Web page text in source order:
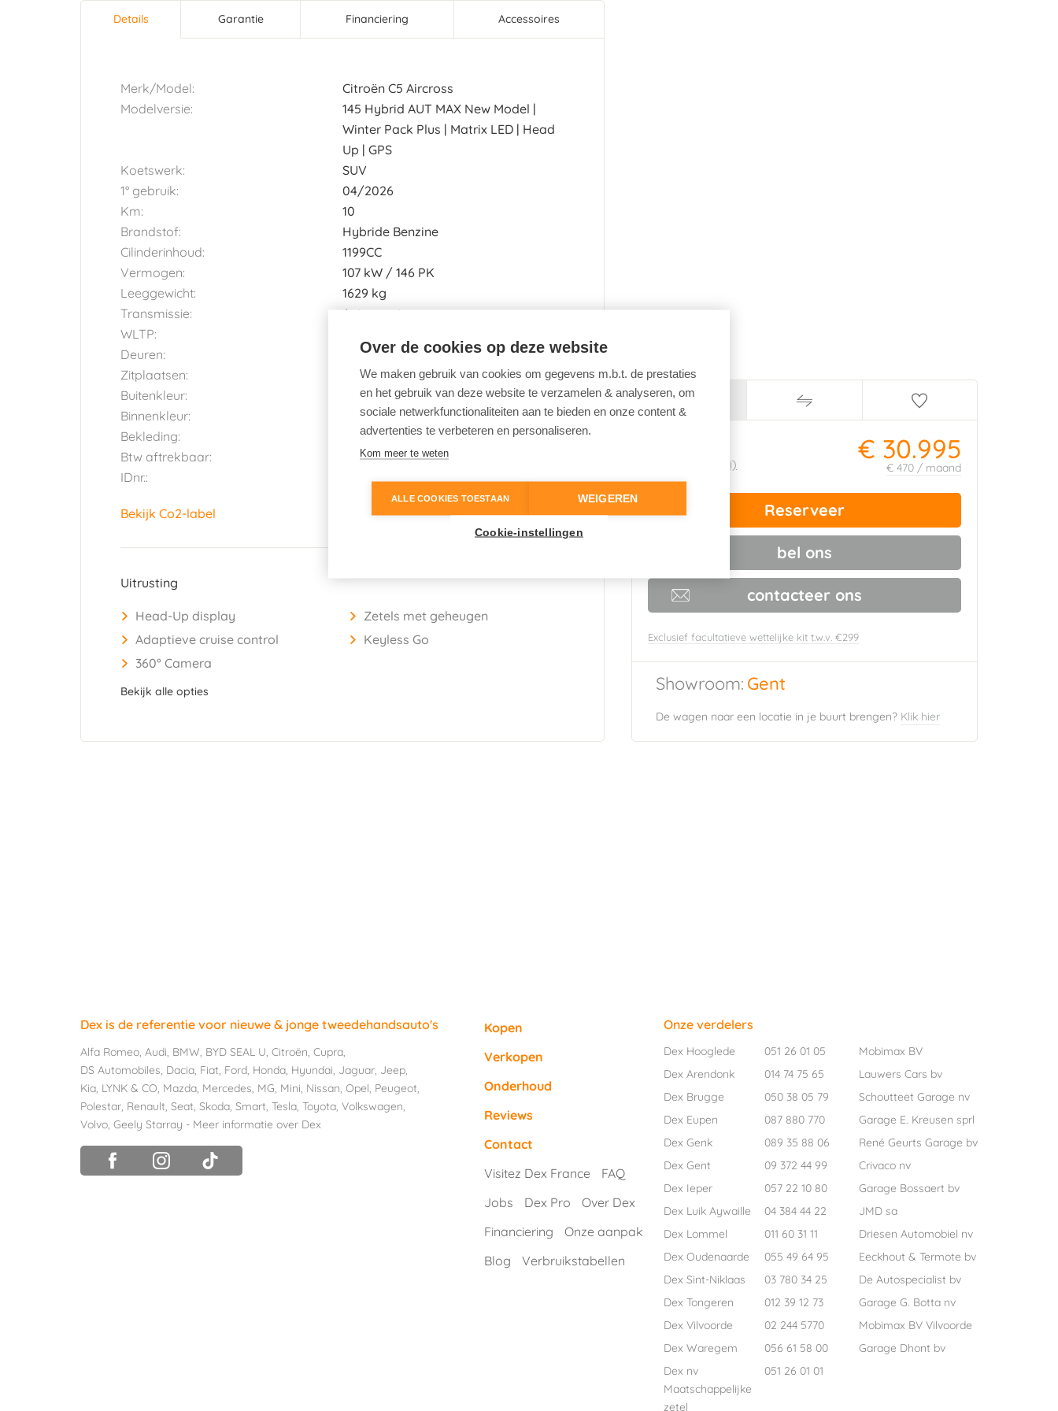
Horizontal tab group
Details
tabblad)
Garantie Financiering Accessoires
Merk/Model:
Citroën C5 Aircross
Modelversie:
145 Hybrid AUT MAX New Model |
Winter Pack Plus | Matrix LED | Head
Up | GPS
Koetswerk:
SUV
1° gebruik:
04/2026
Km:
10
Brandstof:
Hybride Benzine
Cilinderinhoud:
1199CC
Vermogen:
107 kW 146 PK
Leeggewicht:
1629 kg
Transmissie:
Automaat
WLTP:
Deuren:
Zitplaatsen:
Buitenkleur:
Grijs (Platinium Grey)
Binnenkleur:
Zwart
Bekleding:
Deel Leder
Btw aftrekbaar:
IDnr.:
Bekijk Co2-label
Uitrusting
Head-Up display
Adaptieve cruise control
360° Camera
Zetels met geheugen
Keyless Go
Bekijk alle opties
€ 30.995
€ 470 / maand
(i)
Reserveer
bel ons
contacteer ons
Exclusief facultatieve wettelijke kit t.w.v. €299
Showroom: Gent
De wagen naar een locatie in je buurt brengen? Klik hier
Dex is de referentie voor nieuwe & jonge tweedehandsauto's
Alfa Romeo, Audi, BMW, BYD SEAL U, Citroën, Cupra,
DS Automobiles, Dacia, Fiat, Ford, Honda, Hyundai, Jaguar, Jeep,
Kia, LYNK & CO, Mazda, Mercedes, MG, Mini, Nissan, Opel, Peugeot,
Polestar, Renault, Seat, Skoda, Smart, Tesla, Toyota, Volkswagen,
Volvo, Geely Starray - Meer informatie over Dex
Kopen
Verkopen
Onderhoud
Reviews
Contact
Visitez Dex France
FAQ
Jobs
Dex Pro
Over Dex
Financiering
Onze aanpak
Blog
Verbruikstabellen
Onze verdelers
Dex Hooglede 051 26 01 05
Mobimax BV
Dex Arendonk
014 74 75 65
Lauwers Cars bv
Dex Brugge
050 38 05 79
Schoutteet Garage nv
Dex Eupen
087 880 770
Garage E. Kreusen sprl
Dex Genk
089 35 88 06
René Geurts Garage bv
Dex Gent
09 372 44 99
Crivaco nv
Dex Ieper
057 22 10 80
Garage Bossaert bv
Dex Luik Aywaille
04 384 44 22
JMD sa
Dex Lommel
011 60 31 11
Driesen Automobiel nv
Dex Oudenaarde
055 49 64 95
Eeckhout & Termote bv
Dex Sint-Niklaas
03 780 34 25
De Autospecialist bv
Dex Tongeren
012 39 12 73
Garage G. Botta nv
Dex Vilvoorde
02 244 5770
Mobimax BV Vilvoorde
Dex Waregem
056 61 58 00
Garage Dhont bv
Dex nv
Maatschappelijke
zetel
051 26 01 01
Over de cookies op deze website
We maken gebruik van cookies om gegevens m.b.t. de prestaties
en het gebruik van deze website te verzamelen & analyseren, om
sociale netwerkfunctionaliteiten aan te bieden en onze content &
advertenties te verbeteren en personaliseren.
Kom meer te weten
ALLE COOKIES TOESTAAN WEIGEREN
Cookie-instellingen